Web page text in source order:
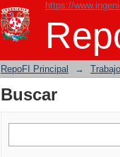
https://
Buscar
RepoFI Principal →
Buscar